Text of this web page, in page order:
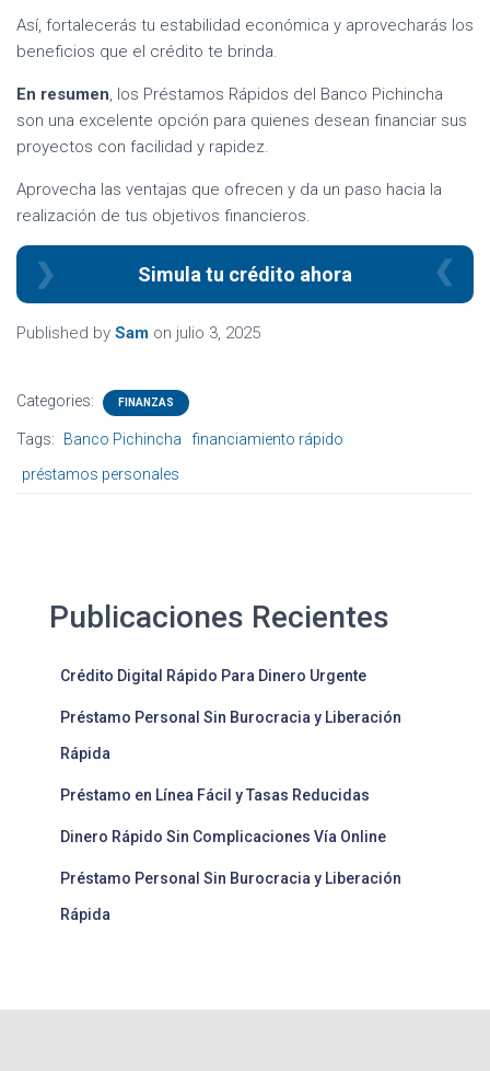
Así, fortalecerás tu estabilidad económica y aprovecharás los
beneficios que el crédito te brinda.
En resumen, los Préstamos Rápidos del Banco Pichincha
son una excelente opción para quienes desean financiar sus
proyectos con facilidad y rapidez.
Aprovecha las ventajas que ofrecen y da un paso hacia la
realización de tus objetivos financieros.
Simula tu crédito ahora
Published by Sam on julio 3, 2025
Categories: FINANZAS
Tags: Banco Pichincha
financiamiento rápido
préstamos personales
Publicaciones Recientes
Crédito Digital Rápido Para Dinero Urgente
Préstamo Personal Sin Burocracia y Liberación
Rápida
Préstamo en Línea Fácil y Tasas Reducidas
Dinero Rápido Sin Complicaciones Vía Online
Préstamo Personal Sin Burocracia y Liberación
Rápida